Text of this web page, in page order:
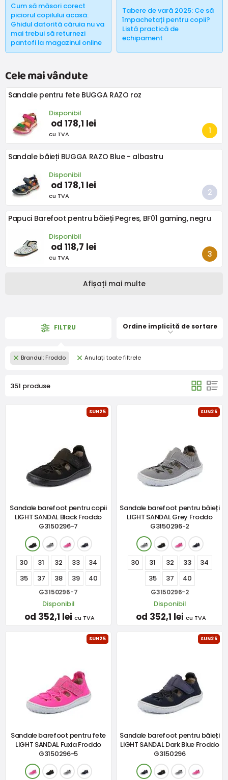
Cum să măsori corect
piciorul copilului acasă:
Ghidul datorită căruia nu va
mai trebui să returnezi
pantofi la magazinul online
Tabere de vară 2025: Ce să
împachetați pentru copii?
Listă practică de
echipament
Cele mai vândute
Sandale pentru fete BUGGA RAZO roz
Disponibil
od 178,1 lei
cu TVA
Sandale băieți BUGGA RAZO Blue - albastru
Disponibil
od 178,1 lei
cu TVA
Papuci Barefoot pentru băieți Pegres, BF01 gaming, negru
Disponibil
od 118,7 lei
cu TVA
Afișați mai multe
FILTRU Ordine implicită de sortare
Brandul: Froddo Anulați toate filtrele
351 produse
SUN25
Sandale barefoot pentru copii
LIGHT SANDAL Black Froddo
G3150296-7
30 31 32 33
34
35
37 38 39 40
G3150296-7
Disponibil
od 352,1 lei cu TVA
SUN25
Sandale barefoot pentru băieți
LIGHT SANDAL Grey Froddo
G3150296-2
30 31 32 33
34
35
37 40
G3150296-2
Disponibil
od 352,1 lei cu TVA
SUN25
Sandale barefoot pentru fete
LIGHT SANDAL Fuxia Froddo
G3150296-5
SUN25
Sandale barefoot pentru băieți
LIGHT SANDAL Dark Blue Froddo
G3150296